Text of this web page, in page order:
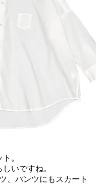
。
いですね。
、パンツにもスカート